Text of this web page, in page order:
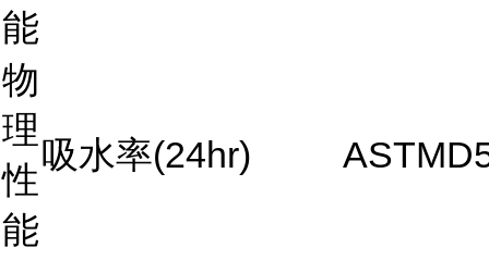
能
物
理
性
能
吸水率(24hr)